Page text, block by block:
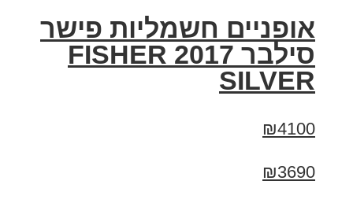
אופניים חשמליות פישר
סילבר 2017 FISHER
SILVER
₪4100
₪3690